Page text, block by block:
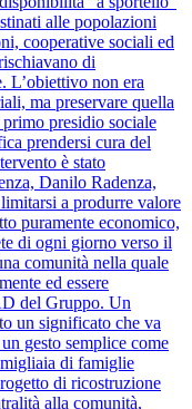
alle popolazioni
cooperative sociali ed
di
L’obiettivo non era
ma preservare quella
primo presidio sociale
prendersi cura del
è stato
Danilo Radenza,
a produrre valore
puramente economico,
di ogni giorno verso il
comunità nella quale
ed essere
del Gruppo. Un
un significato che va
gesto semplice come
di famiglie
di ricostruzione
alla comunità,